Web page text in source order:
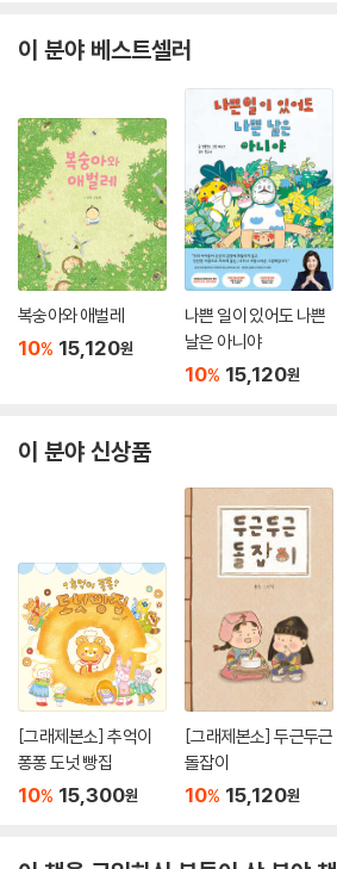
이 분야 베스트셀러
복숭아와 애벌레
10% 15,120원
나쁜 일이 있어도 나쁜
날은 아니야
10% 15,120원
이 분야 신상품
[그래제본소] 추억이
퐁퐁 도넛 빵집
10% 15,300원
[그래제본소] 두근두근
돌잡이
10% 15,120원